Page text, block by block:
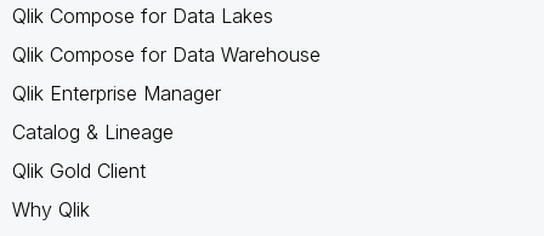
Qlik Compose for Data Lakes
Qlik Compose for Data Warehouse
Qlik Enterprise Manager
Catalog & Lineage
Qlik Gold Client
Why Qlik